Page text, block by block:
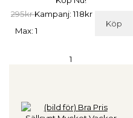
295krKampanj: 118kr
Köp
Max: 1
1